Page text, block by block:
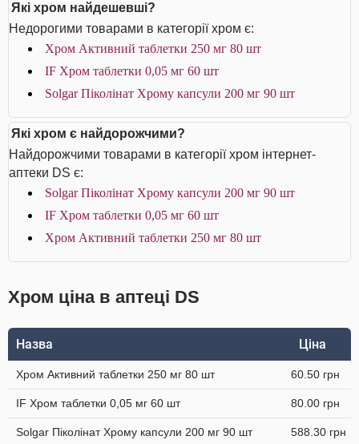
Які хром найдешевші?
Недорогими товарами в категорії хром є:
Хром Активний таблетки 250 мг 80 шт
IF Хром таблетки 0,05 мг 60 шт
Solgar Піколінат Хрому капсули 200 мг 90 шт
Які хром є найдорожчими?
Найдорожчими товарами в категорії хром інтернет-
аптеки DS є:
Solgar Піколінат Хрому капсули 200 мг 90 шт
IF Хром таблетки 0,05 мг 60 шт
Хром Активний таблетки 250 мг 80 шт
Хром ціна в аптеці DS
Назва Ціна
Хром Активний таблетки 250 мг 80 шт 60.50 грн
IF Хром таблетки 0,05 мг 60 шт 80.00 грн
Solgar Піколінат Хрому капсули 200 мг 90 шт 588.30 грн